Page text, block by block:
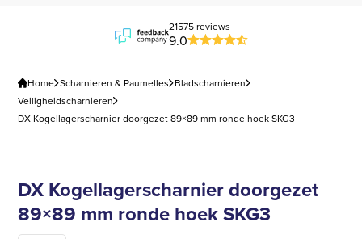
21575 reviews
9.0
Home Scharnieren & Paumelles Bladscharnieren
Veiligheidscharnieren
DX Kogellagerscharnier doorgezet 89×89 mm ronde hoek SKG3
DX Kogellagerscharnier doorgezet
89×89 mm ronde hoek SKG3